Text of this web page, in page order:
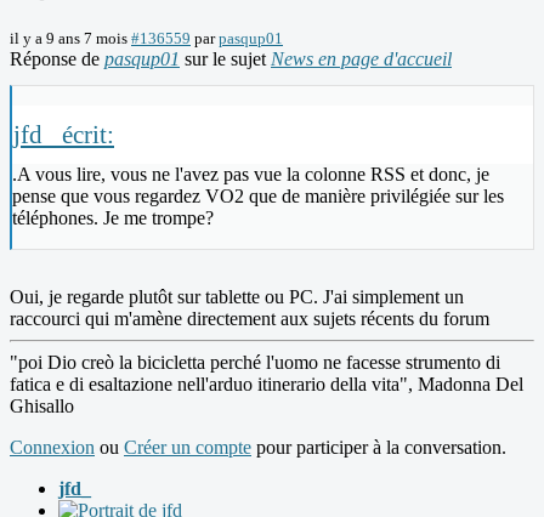
il y a 9 ans 7 mois #136559 parpasqup01
Réponse de pasqup01 sur le sujet News en page d'accueil
jfd_ écrit:
.A vous lire, vous ne l'avez pas vue la colonne RSS et donc, je
pense que vous regardez VO2 que de manière privilégiée sur les
téléphones. Je me trompe?
Oui, je regarde plutôt sur tablette ou PC. J'ai simplement un
raccourci qui m'amène directement aux sujets récents du forum
"poi Dio creò la bicicletta perché l'uomo ne facesse strumento di
fatica e di esaltazione nell'arduo itinerario della vita", Madonna Del
Ghisallo
Connexion ou Créer un compte pour participer à la conversation.
jfd_